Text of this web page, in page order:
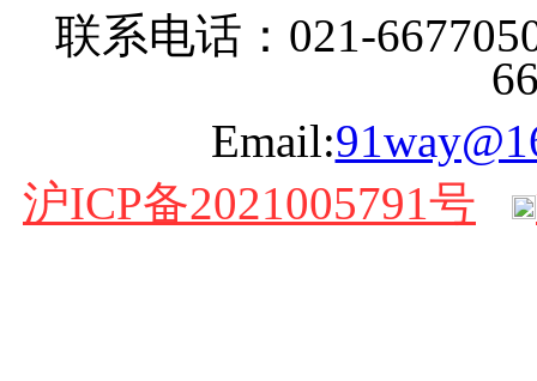
联系电话：021-
Email:
沪ICP备2021005791号